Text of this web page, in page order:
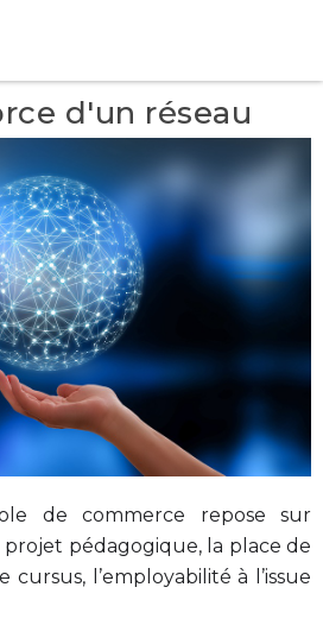
d'un réseau
de commerce repose sur
pédagogique, la place de
cursus, l’employabilité à l’issue